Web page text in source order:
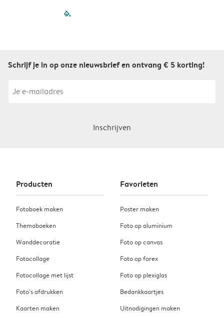
filled-pagination
Schrijf je in op onze nieuwsbrief en ontvang € 5 korting!
Inschrijven
Producten
Fotoboek maken
Themaboeken
Wanddecoratie
Fotocollage
Fotocollage met lijst
Foto’s afdrukken
Kaarten maken
Favorieten
Poster maken
Foto op aluminium
Foto op canvas
Foto op forex
Foto op plexiglas
Bedankkaartjes
Uitnodigingen maken